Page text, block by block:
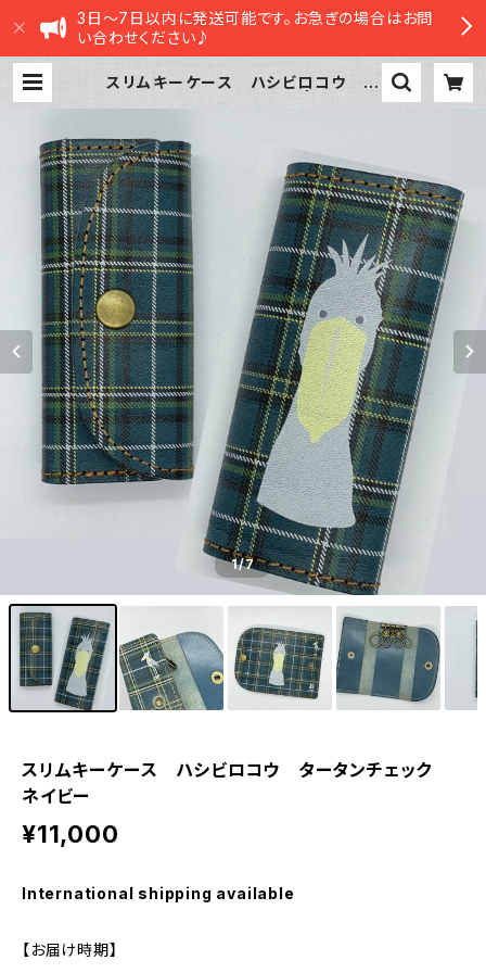
3日～7日以内に発送可能です。お急ぎの場合はお問
い合わせください♪
スリムキーケース ハシビロコウ タ
1/7
スリムキーケース ハシビロコウ タータンチェック
ネイビー
¥11,000
International shipping available
【お届け時期】